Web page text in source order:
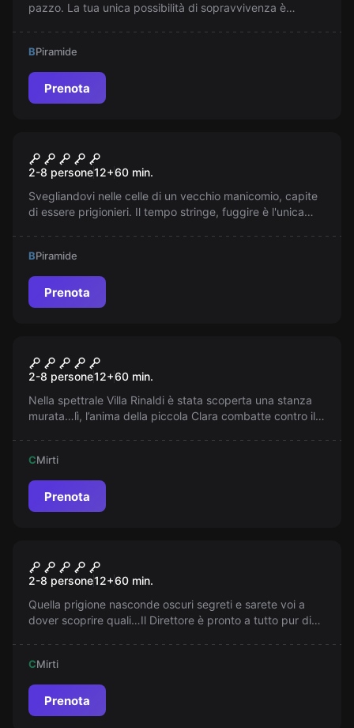
pazzo. La tua unica possibilità di sopravvivenza è
BPiramide
Prenota
Il Manicomio Abbandonato
2-8 persone12+60 min.
Svegliandovi nelle celle di un vecchio manicomio, capite
di essere prigionieri. Il tempo stringe, fuggire è l'unica
BPiramide
Prenota
Casa Stregata – L’Esorcismo
2-8 persone12+60 min.
Nella spettrale Villa Rinaldi è stata scoperta una stanza
murata…lì, l’anima della piccola Clara combatte contro il
CMirti
Prenota
Fuga Dalla Prigione
2-8 persone12+60 min.
Quella prigione nasconde oscuri segreti e sarete voi a
dover scoprire quali…Il Direttore è pronto a tutto pur di
CMirti
Prenota